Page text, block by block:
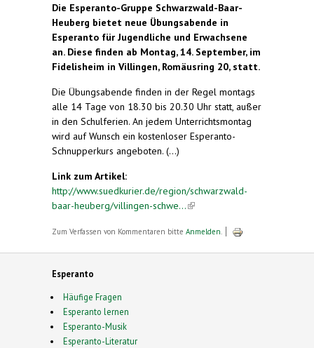
Die Esperanto-Gruppe Schwarzwald-Baar-
Heuberg bietet neue Übungsabende in
Esperanto für Jugendliche und Erwachsene
an. Diese finden ab Montag, 14. September, im
Fidelisheim in Villingen, Romäusring 20, statt.
Die Übungsabende finden in der Regel montags
alle 14 Tage von 18.30 bis 20.30 Uhr statt, außer
in den Schulferien. An jedem Unterrichtsmontag
wird auf Wunsch ein kostenloser Esperanto-
Schnupperkurs angeboten. (...)
Link zum Artikel:
http://www.suedkurier.de/region/schwarzwald-
baar-heuberg/villingen-schwe...(link is external)
Zum Verfassen von Kommentaren bitte Anmelden
Esperanto
Häufige Fragen
Esperanto lernen
Esperanto-Musik
Esperanto-Literatur